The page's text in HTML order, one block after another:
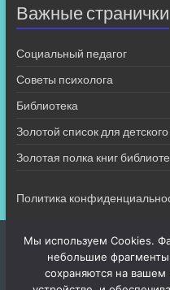
Важные странички
Социальный педагог
Советы психолога
Библиотека
Золотой список для
Золотая полка книг
Политика
Мы используем Cookies.
небольшие
сохраняются на